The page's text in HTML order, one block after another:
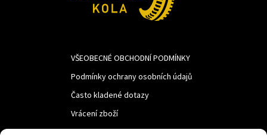
VŠEOBECNÉ OBCHODNÍ PODMÍNKY
Podmínky ochrany osobních údajů
Často kladené dotazy
Vrácení zboží